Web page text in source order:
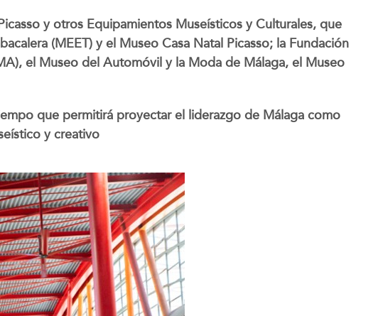
y otros Equipamientos Museísticos y Culturales, que
(MEET) y el Museo Casa Natal Picasso; la Fundación
el Museo del Automóvil y la Moda de Málaga, el Museo
que permitirá proyectar el liderazgo de Málaga como
y creativo